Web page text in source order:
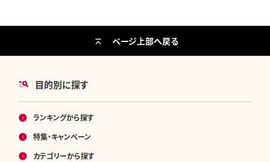
目的別に探す
ランキングから探す
特集・キャンペーン
カテゴリーから探す
ページ上部へ戻る